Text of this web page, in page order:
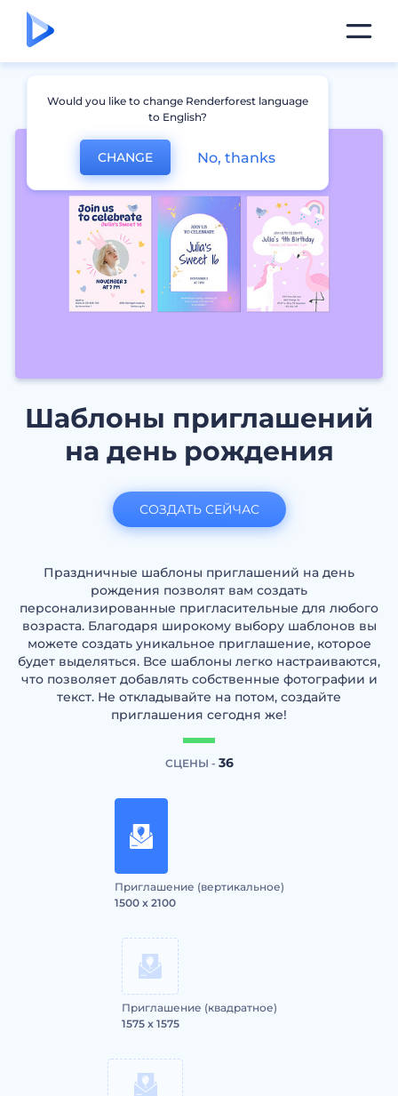
Шаблоны приглашений
на день рождения
Праздничные шаблоны приглашений на день
рождения позволят вам создать
персонализированные пригласительные для любого
возраста. Благодаря широкому выбору шаблонов вы
можете создать уникальное приглашение, которое
будет выделяться. Все шаблоны легко настраиваются,
что позволяет добавлять собственные фотографии и
текст. Не откладывайте на потом, создайте
приглашения сегодня же!
СЦЕНЫ - 36
Приглашение (вертикальное)
1500 x 2100
Приглашение (квадратное)
1575 x 1575
СОЗДАТЬ СЕЙЧАС
Would you like to change Renderforest language
to English?
CHANGE No, thanks